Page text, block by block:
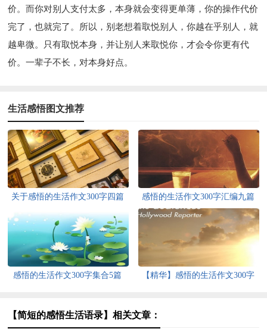
价。而你对别人支付太多，本身就会变得更单薄，你的操作代价
完了，也就完了。所以，别老想着取悦别人，你越在乎别人，就
越卑微。只有取悦本身，并让别人来取悦你，才会令你更有代
价。一辈子不长，对本身好点。
生活感悟图文推荐
关于感悟的生活作文300字四篇 感悟的生活作文300字汇编九篇
感悟的生活作文300字集合5篇
【精华】感悟的生活作文300字
【简短的感悟生活语录】相关文章：